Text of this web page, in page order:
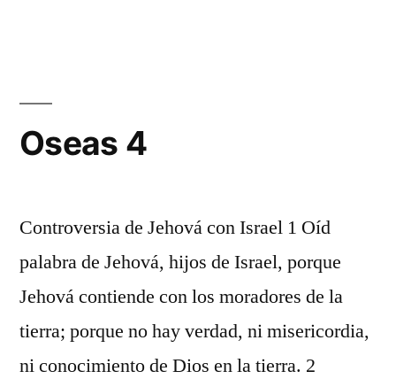
Oseas 4
Controversia de Jehová con Israel 1 Oíd
palabra de Jehová, hijos de Israel, porque
Jehová contiende con los moradores de la
tierra; porque no hay verdad, ni misericordia,
ni conocimiento de Dios en la tierra. 2